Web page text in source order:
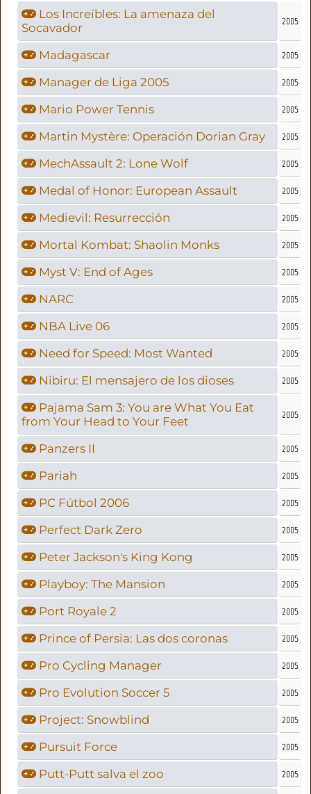
Los Increíbles: La amenaza del
Socavador
2005
Madagascar 2005
Manager de Liga 2005 2005
Mario Power Tennis 2005
Martin Mystère: Operación Dorian Gray 2005
MechAssault 2: Lone Wolf 2005
Medal of Honor: European Assault 2005
Medievil: Resurrección 2005
Mortal Kombat: Shaolin Monks 2005
Myst V: End of Ages 2005
NARC 2005
NBA Live 06 2005
Need for Speed: Most Wanted 2005
Nibiru: El mensajero de los dioses 2005
Pajama Sam 3: You are What You Eat
from Your Head to Your Feet
2005
Panzers II 2005
Pariah 2005
PC Fútbol 2006 2005
Perfect Dark Zero 2005
Peter Jackson's King Kong 2005
Playboy: The Mansion 2005
Port Royale 2 2005
Prince of Persia: Las dos coronas 2005
Pro Cycling Manager 2005
Pro Evolution Soccer 5 2005
Project: Snowblind 2005
Pursuit Force 2005
Putt-Putt salva el zoo 2005